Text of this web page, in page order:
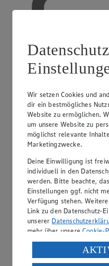
Kreditkarte akzeptiert
Wir setzen Cookies und
dir ein bestmögliches
Website zu ermöglichen.
um unsere Website zu
möglichst relevante
Marketingzwecke.
Deine Einwilligung ist
individuell in den
werden. Bitte beachte,
Einstellungen ggf. nicht
Verfügung stehen.
Link zu den Datenschutz-
unserer
mehr über unsereCookie-
Verarbeitung deiner
USA durch Facebook und